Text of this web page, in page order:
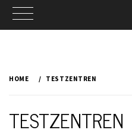
HOME TESTZENTREN
TESTZENTREN